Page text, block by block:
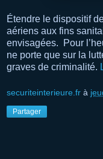
Étendre le dispositif
aériens aux fins
envisagées. Pour
ne porte que sur la
graves de criminalité.
securiteinterieure.fr à
Partager